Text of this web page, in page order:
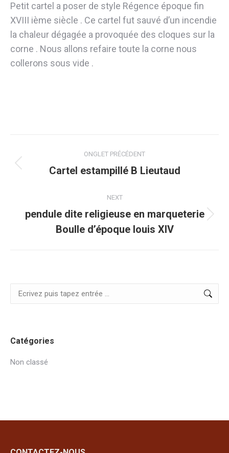
Petit cartel a poser de style Régence époque fin
XVIII ième siècle . Ce cartel fut sauvé d’un incendie
la chaleur dégagée a provoquée des cloques sur la
corne . Nous allons refaire toute la corne nous
collerons sous vide .
de
ONGLET PRÉCÉDENT
Onglet
Cartel estampillé B Lieutaud
NEXT
Projets
similaires
pendule dite religieuse en marqueterie
Boulle d’époque louis XIV
Search:
Catégories
Non classé